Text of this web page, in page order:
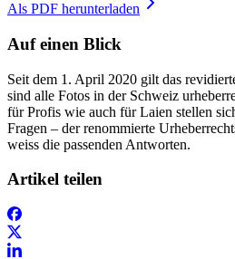
Als PDF herunterladen
Auf einen Blick
Seit dem 1. April 2020 gilt das
sind alle Fotos in der Schweiz
für Profis wie auch für Laien stellen
Fragen – der renommierte
weiss die passenden Antworten.
Artikel teilen